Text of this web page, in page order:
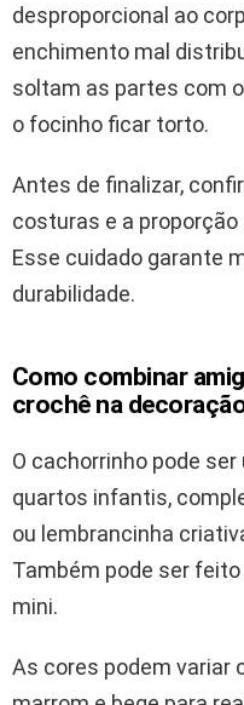
desproporcional ao
enchimento mal
soltam as partes com
o focinho ficar torto.
Antes de finalizar,
costuras e a
Esse cuidado garante
durabilidade.
Como combinar
crochê na
O cachorrinho pode
quartos infantis,
ou lembrancinha
Também pode ser
mini.
As cores podem variar